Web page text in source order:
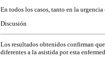
En todos los casos, tanto en la
Discusión
Los resultados obtenidos confirman
diferentes a la asistida por esta